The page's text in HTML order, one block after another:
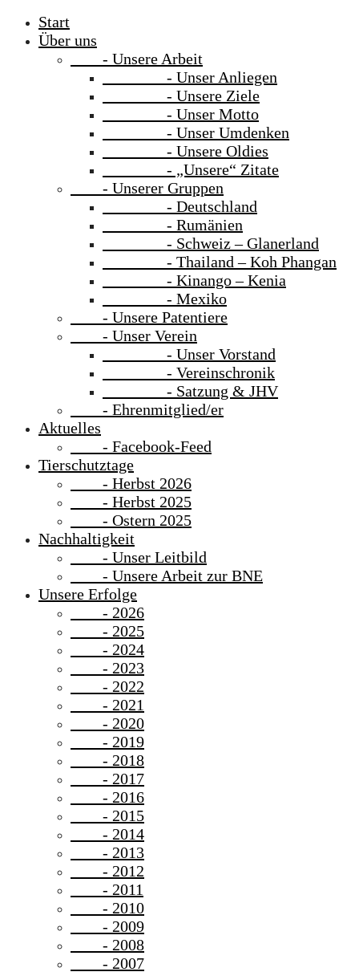
Start
Über uns
- Unsere Arbeit
- Unser Anliegen
- Unsere Ziele
- Unser Motto
- Unser Umdenken
- Unsere Oldies
- „Unsere“ Zitate
- Unserer Gruppen
- Deutschland
- Rumänien
- Schweiz – Glanerland
- Thailand – Koh Phangan
- Kinango – Kenia
- Mexiko
- Unsere Patentiere
- Unser Verein
- Unser Vorstand
- Vereinschronik
- Satzung & JHV
- Ehrenmitglied/er
Aktuelles
- Facebook-Feed
Tierschutztage
- Herbst 2026
- Herbst 2025
- Ostern 2025
Nachhaltigkeit
- Unser Leitbild
- Unsere Arbeit zur BNE
Unsere Erfolge
- 2026
- 2025
- 2024
- 2023
- 2022
- 2021
- 2020
- 2019
- 2018
- 2017
- 2016
- 2015
- 2014
- 2013
- 2012
- 2011
- 2010
- 2009
- 2008
- 2007